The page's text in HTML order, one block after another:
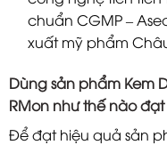
chuẩn CGMP –
xuất mỹ phẩm
Dùng sản phẩm Kem
RMon như thế nào
Để đạt hiệu quả sản